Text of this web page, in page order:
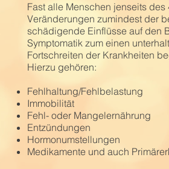
Fast alle Menschen jenseits
Veränderungen zumindest der
schädigende Einflüsse auf den
Symptomatik zum einen
Fortschreiten der Krankheiten
Hierzu gehören:
Fehlhaltung/Fehlbelastung
Immobilität
Fehl- oder Mangelernährung
Entzündungen
Hormonumstellungen
Medikamente und auch